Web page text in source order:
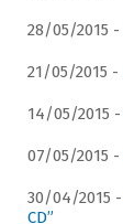
28/05/2015 -
21/05/2015 -
14/05/2015 -
07/05/2015 -
30/04/2015 -
CD”